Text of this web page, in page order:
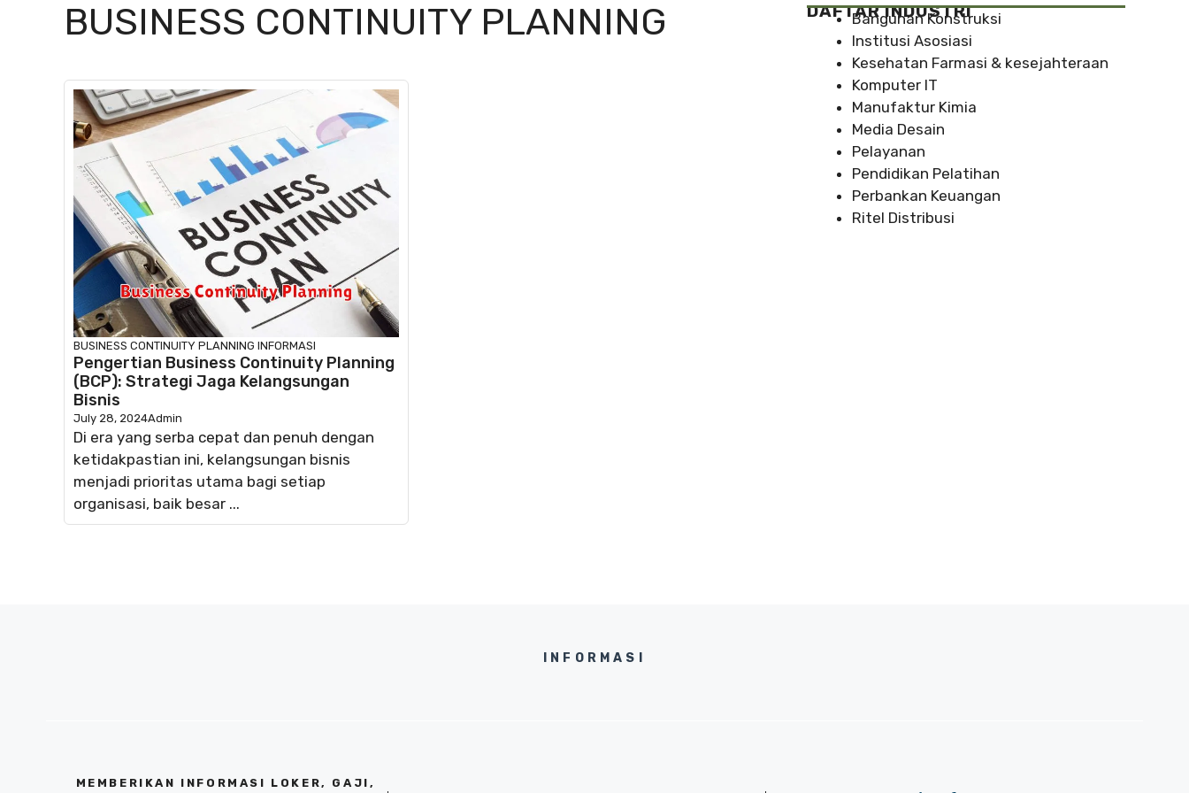
BUSINESS CONTINUITY PLANNING
BUSINESS CONTINUITY PLANNING INFORMASI
Pengertian Business Continuity Planning
(BCP): Strategi Jaga Kelangsungan
Bisnis
July 28, 2024Admin
Di era yang serba cepat dan penuh dengan
ketidakpastian ini, kelangsungan bisnis
menjadi prioritas utama bagi setiap
organisasi, baik besar ...
DAFTAR INDUSTRI
Bangunan Konstruksi
Institusi Asosiasi
Kesehatan Farmasi & kesejahteraan
Komputer IT
Manufaktur Kimia
Media Desain
Pelayanan
Pendidikan Pelatihan
Perbankan Keuangan
Ritel Distribusi
INFORMASI
MEMBERIKAN INFORMASI LOKER, GAJI,